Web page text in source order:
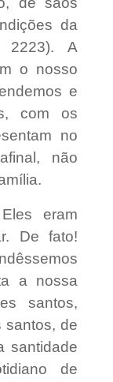
da
2223). A
o nosso
e
com os
no
não
eram
De fato!
a nossa
santos,
santos, de
santidade
de